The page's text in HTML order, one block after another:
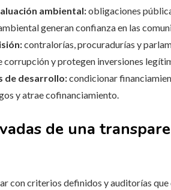
ambiental:obligaciones
generan confianza en las
contralorías, procuradurías y
corrupción y protegen inversiones
de desarrollo:condicionar
y atrae cofinanciamiento.
de una
con criterios definidos y auditorías que